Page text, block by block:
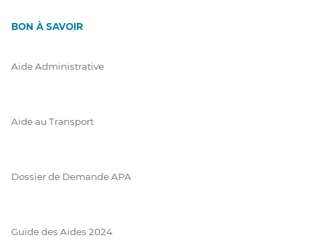
BON À SAVOIR
Aide Administrative
Aide au Transport
Dossier de Demande APA
Guide des Aides 2024